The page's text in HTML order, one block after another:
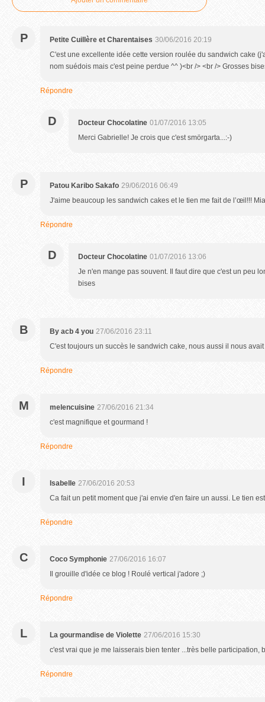
P Petite Cuillère et Charentaises 30/06/2016 20:19
C'est une excellente idée cette version roulée du sandwich cake
nom suédois mais c'est peine perdue ^^ )<br /> <br /> Grosses
Répondre
D Docteur Chocolatine 01/07/2016 13:05
Merci Gabrielle! Je crois que c'est smörgarta...:-)
P Patou Karibo Sakafo 29/06/2016 06:49
J'aime beaucoup les sandwich cakes et le tien me fait de l’œil!!!
Répondre
D Docteur Chocolatine 01/07/2016 13:06
Je n'en mange pas souvent. Il faut dire que c'est un peu
bises
B By acb 4 you 27/06/2016 23:11
C'est toujours un succès le sandwich cake, nous aussi il nous
Répondre
M melencuisine 27/06/2016 21:34
c'est magnifique et gourmand !
Répondre
I Isabelle 27/06/2016 20:53
Ca fait un petit moment que j'ai envie d'en faire un aussi. Le tien
Répondre
C Coco Symphonie 27/06/2016 16:07
Il grouille d'idée ce blog ! Roulé vertical j'adore ;)
Répondre
L La gourmandise de Violette 27/06/2016 15:30
c'est vrai que je me laisserais bien tenter ...très belle participation,
Répondre